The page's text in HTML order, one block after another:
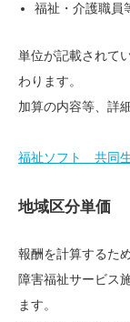
福祉・介護職員
単位が記載されて
わります。
加算の内容等、詳
福祉ソフト 共同
地域区分単価
報酬を計算するた
障害福祉サービス
ます。